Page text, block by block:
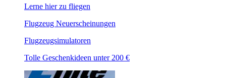
Lerne hier zu fliegen
Flugzeug Neuerscheinungen
Flugzeugsimulatoren
Tolle Geschenkideen unter 200 €